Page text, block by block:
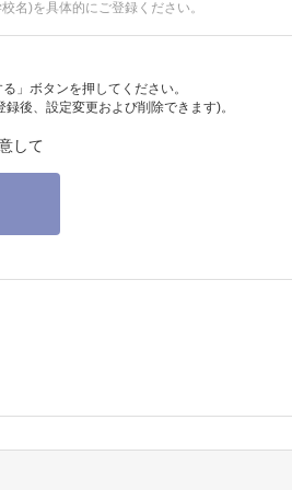
名)を具体的にご登録ください。
」ボタンを押してください。
後、設定変更および削除できます)。
して